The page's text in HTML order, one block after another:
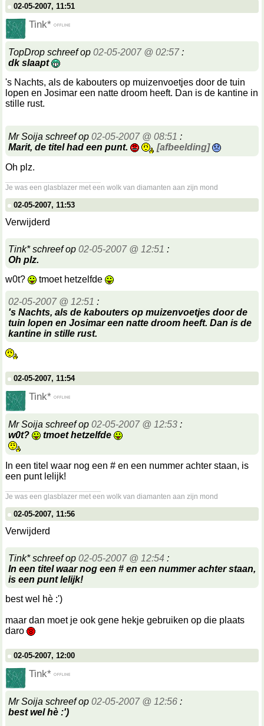
02-05-2007, 11:51
Tink*
TopDrop schreef op 02-05-2007 @ 02:57:
dk slaapt
's Nachts, als de kabouters op muizenvoetjes door de tuin
lopen en Josimar een natte droom heeft. Dan is de kantine in
stille rust.
Mr Soija schreef op 02-05-2007 @ 08:51 :
Marit, de titel had een punt.
[afbeelding]
Oh plz.
Je was een glasblazer met een wolk van diamanten aan zijn mond
02-05-2007, 11:53
Verwijderd
Tink* schreef op 02-05-2007 @ 12:51 :
Oh plz.
w0t?
tmoet hetzelfde
02-05-2007 @ 12:51 :
's Nachts, als de kabouters op muizenvoetjes door de
tuin lopen en Josimar een natte droom heeft. Dan is de
kantine in stille rust.
02-05-2007, 11:54
Tink*
Mr Soija schreef op 02-05-2007 @ 12:53 :
w0t?
tmoet hetzelfde
In een titel waar nog een # en een nummer achter staan, is
een punt lelijk!
Je was een glasblazer met een wolk van diamanten aan zijn mond
02-05-2007, 11:56
Verwijderd
Tink* schreef op 02-05-2007 @ 12:54 :
In een titel waar nog een # en een nummer achter staan,
is een punt lelijk!
best wel hè :')
maar dan moet je ook gene hekje gebruiken op die plaats
daro
02-05-2007, 12:00
Tink*
Mr Soija schreef op 02-05-2007 @ 12:56 :
best wel hè :')